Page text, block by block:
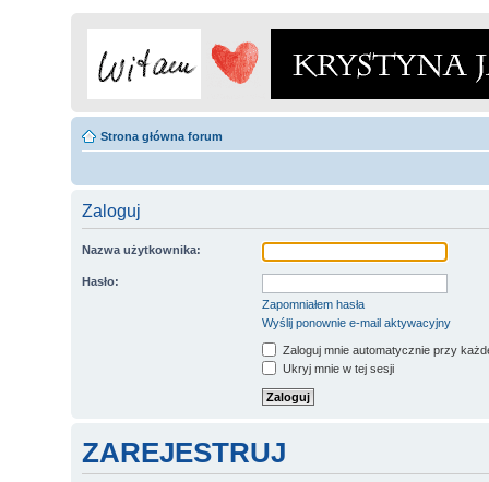
Strona główna forum
Zaloguj
Nazwa użytkownika:
Hasło:
Zapomniałem hasła
Wyślij ponownie e-mail aktywacyjny
Zaloguj mnie automatycznie przy
Ukryj mnie w tej sesji
ZAREJESTRUJ